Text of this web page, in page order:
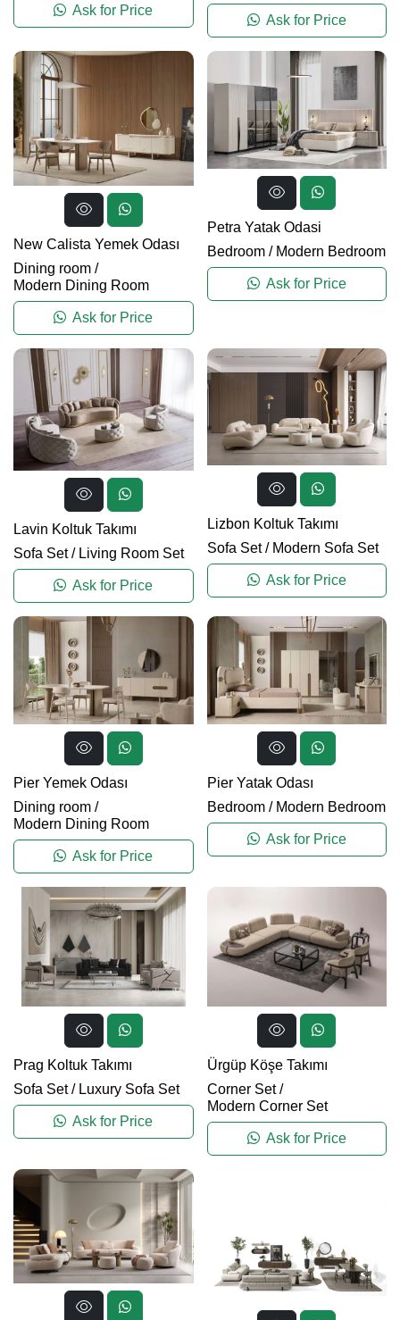
Ask for Price
Ask for Price
New Calista Yemek Odası
Dining room /
Modern Dining Room
Ask for Price
Petra Yatak Odasi
Bedroom/ Modern Bedroom
Ask for Price
Lavin Koltuk Takımı
Sofa Set/ Living Room Set
Ask for Price
Lizbon Koltuk Takımı
Sofa Set/ Modern Sofa Set
Ask for Price
Pier Yemek Odası
Dining room /
Modern Dining Room
Ask for Price
Pier Yatak Odası
Bedroom/ Modern Bedroom
Ask for Price
Prag Koltuk Takımı
Sofa Set/ Luxury Sofa Set
Ask for Price
Ürgüp Köşe Takımı
Corner Set/
Modern Corner Set
Ask for Price